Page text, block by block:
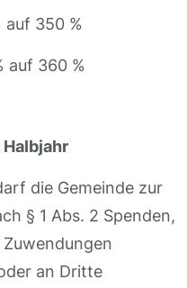
350 %
auf 360 %
Halbjahr
die Gemeinde zur
§ 1 Abs. 2 Spenden,
an Dritte